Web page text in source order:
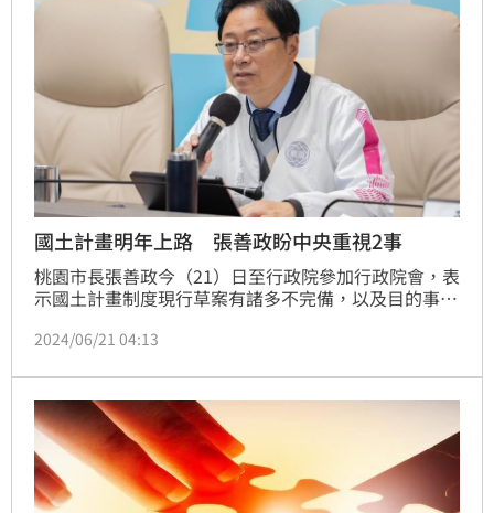
國土計畫明年上路 張善政盼中央重視2事
桃園市長張善政今（21）日至行政院參加行政院會，表
示國土計畫制度現行草案有諸多不完備，以及目的事業
級進行協商，可由國發會或政務委員主責協調，以啟動
業發展的土地區位規劃也可更臻明確，快速滿足產業投
資需求。
2024/06/21 04:13